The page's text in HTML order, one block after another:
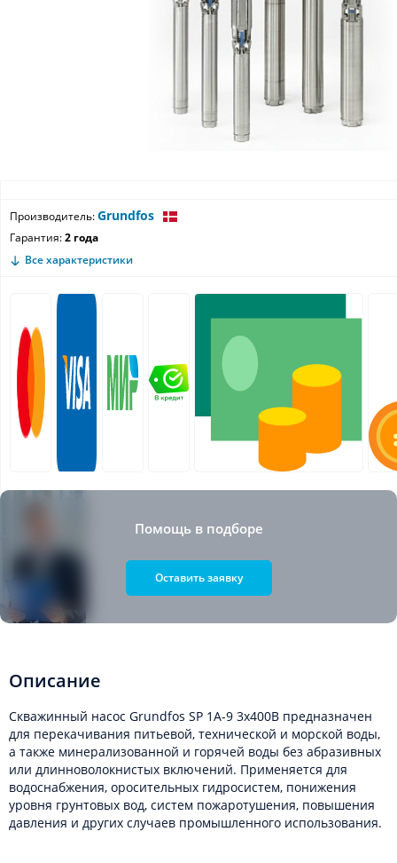
Производитель:Grundfos
Гарантия:2 года
Все характеристики
Помощь в подборе
Оставить заявку
Описание
Скважинный насос Grundfos SP 1A-9 3x400В предназначен
для перекачивания питьевой, технической и морской воды,
а также минерализованной и горячей воды без абразивных
или длинноволокнистых включений. Применяется для
водоснабжения, оросительных гидросистем, понижения
уровня грунтовых вод, систем пожаротушения, повышения
давления и других случаев промышленного использования.